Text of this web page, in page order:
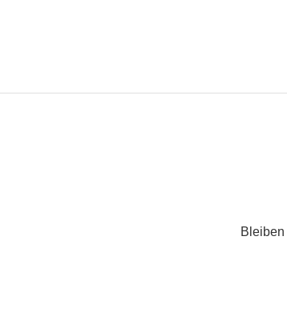
Bleiben